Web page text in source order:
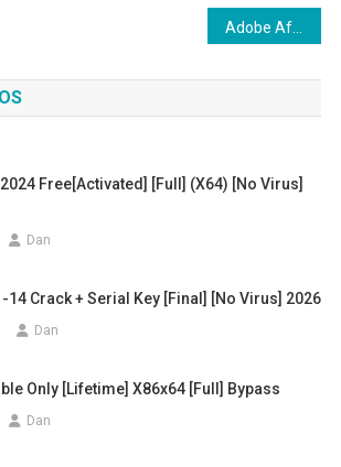
Free[Activated] [Full] (x64) [no Virus]
Dan
14 Crack + Serial Key [Final] [no Virus] 2026
Dan
Only [Lifetime] X86x64 [Full] Bypass
Dan